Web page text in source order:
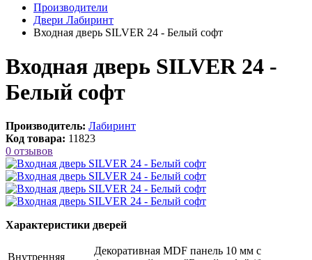
Производители
Двери Лабиринт
Входная дверь SILVER 24 - Белый софт
Входная дверь SILVER 24 -
Белый софт
Производитель: Лабиринт
Код товара: 11823
0 отзывов
Характеристики дверей
Внутренняя
Декоративная MDF панель 10 мм с